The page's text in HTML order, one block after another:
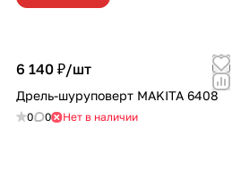
6 140 ₽/шт
Дрель-шуруповерт MAKITA 6408
0 0 Нет в наличии